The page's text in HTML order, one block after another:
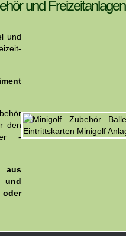
und Freizeitanlagen
und
den
-
aus
und
oder